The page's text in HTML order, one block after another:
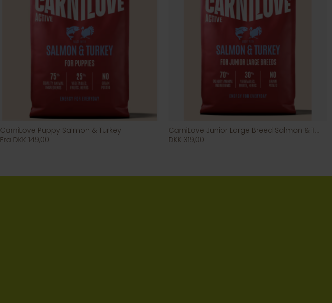
CarniLove Puppy Salmon & Turkey
Fra DKK 149,00
CarniLove Junior Large Breed Salmon & Turkey
DKK 319,00